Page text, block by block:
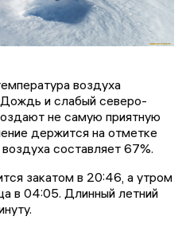
воздуха
и слабый северо-
не самую приятную
держится на отметке
составляет 67%.
закатом в 20:46, а утром
в 04:05. Длинный летний